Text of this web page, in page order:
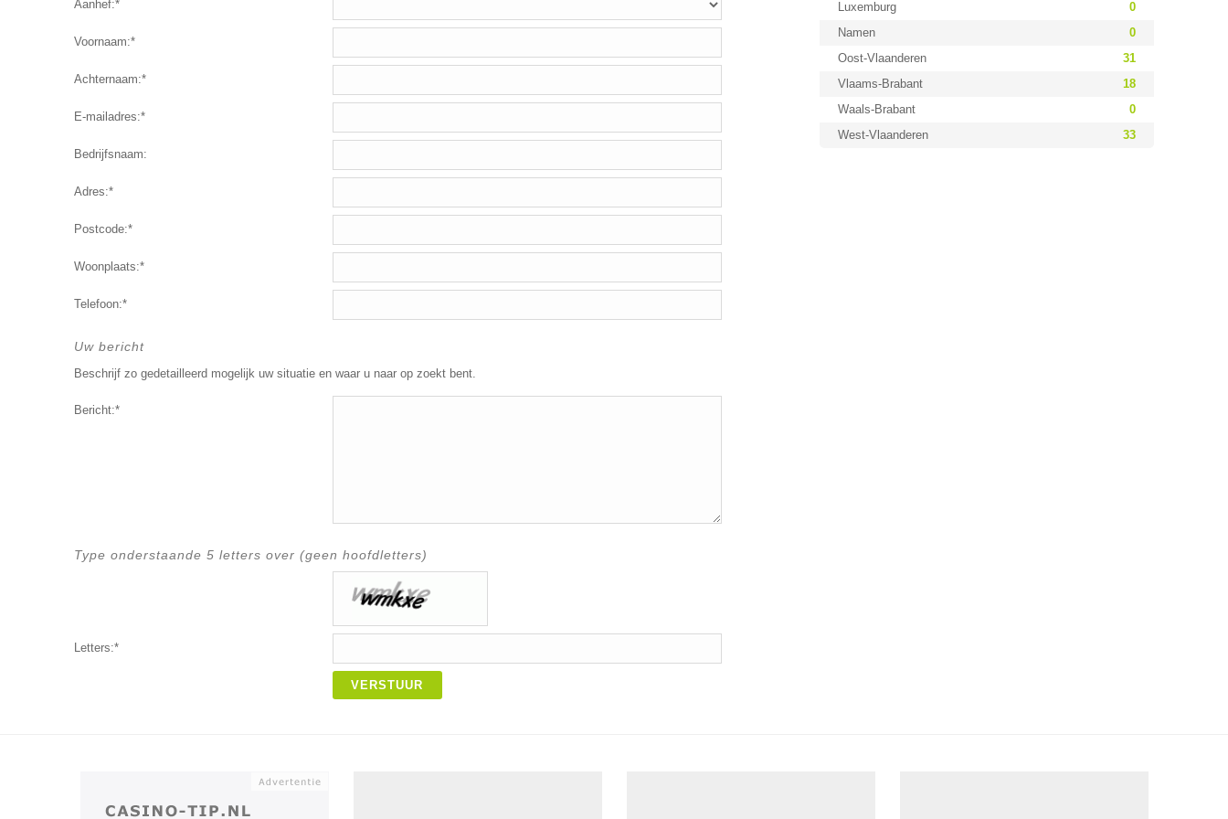
Luxemburg
0
Namen
0
Oost-Vlaanderen
31
Vlaams-Brabant
18
Waals-Brabant
0
West-Vlaanderen
33
Aanhef:*
Voornaam:*
Achternaam:*
E-mailadres:*
Bedrijfsnaam:
Adres:*
Postcode:*
Woonplaats:*
Telefoon:*
Uw bericht
Beschrijf zo gedetailleerd mogelijk uw situatie en waar u naar op zoekt bent.
Bericht:*
Type onderstaande 5 letters over (geen hoofdletters)
Letters:*
VERSTUUR